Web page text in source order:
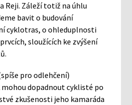
Reji. Záleží totiž na úhlu
bavit o budování
cyklotras, o ohleduplnosti
sloužících ke zvýšení
pro odlehčení)
dopadnout cyklisté po
zkušenosti jeho kamaráda